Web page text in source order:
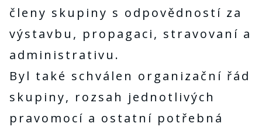
členy skupiny s odpovědností za
výstavbu, propagaci, stravovaní a
administrativu.
Byl také schválen organizační řád
skupiny, rozsah jednotlivých
pravomocí a ostatní potřebná